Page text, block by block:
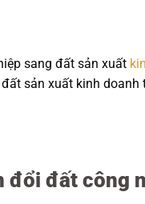
sang đất sản xuất
sản xuất kinh doanh
đổi đất công